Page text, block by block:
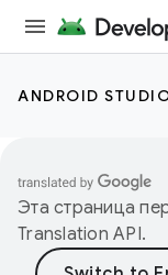
ANDROID
Эта страница
Translation API.